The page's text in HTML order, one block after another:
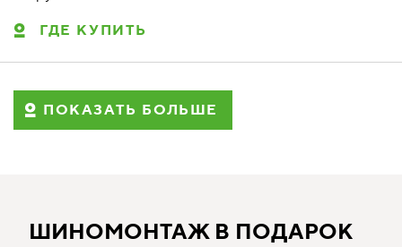
ГДЕ КУПИТЬ
ПОКАЗАТЬ БОЛЬШЕ
ШИНОМОНТАЖ В ПОДАРОК